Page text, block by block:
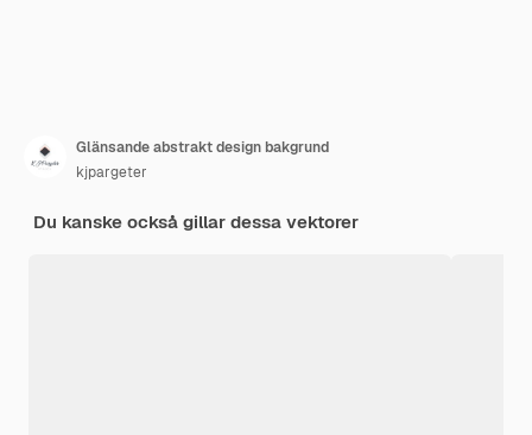
Glänsande abstrakt design bakgrund
kjpargeter
Du kanske också gillar dessa vektorer